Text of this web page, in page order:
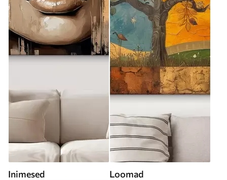
Inimesed Loomad